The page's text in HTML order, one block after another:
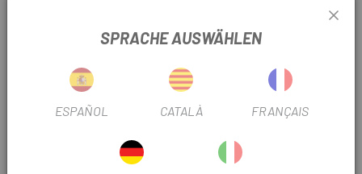
- Innovative, geruchlose, weiche und langlebige
Kunststoffmaterialien.
- 30 % leichter als ein Standard-Benzinkanister.
SPRACHE AUSWÄHLEN
ESPAÑOL CATALÀ FRANÇAIS